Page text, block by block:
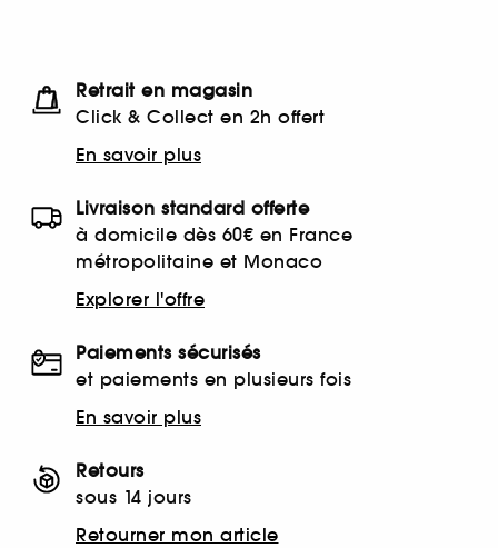
Retrait en magasin
Click & Collect en 2h offert
En savoir plus
Livraison standard offerte
à domicile dès 60€ en France
métropolitaine et Monaco
Explorer l'offre
Paiements sécurisés
et paiements en plusieurs fois
En savoir plus
Retours
sous 14 jours
Retourner mon article